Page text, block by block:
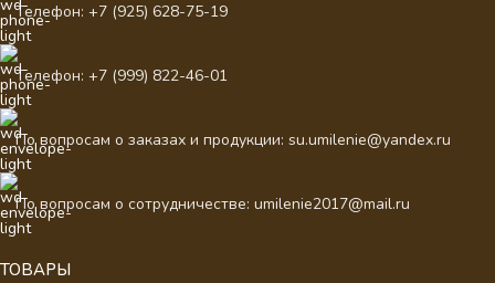
Телефон: +7 (925) 628-75-19
Телефон: +7 (999) 822-46-01
По вопросам о заказах и продукции: su.umilenie@yandex.ru
По вопросам о сотрудничестве: umilenie2017@mail.ru
ТОВАРЫ